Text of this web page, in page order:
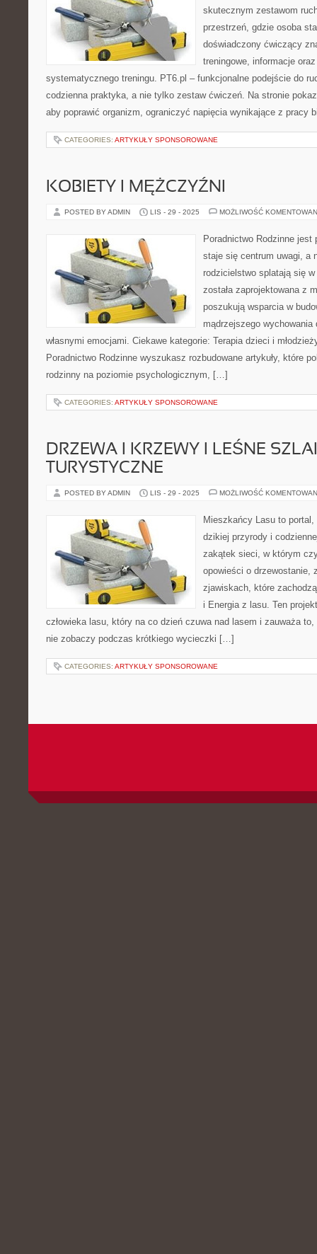
skutecznym zestawom
przestrzeń, gdzie osoba
doświadczony ćwiczący
treningowe, informacje
systematycznego treningu. PT6.pl – funkcjonalne podejście do
codzienna praktyka, a nie tylko zestaw ćwiczeń. Na stronie
aby poprawić organizm, ograniczyć napięcia wynikające z pracy
CATEGORIES: ARTYKUŁY SPONSOROWANE
KOBIETY I MĘŻCZYŹNI
POSTED BY ADMIN LIS - 29 - 2025 MOŻLIWOŚĆ
Poradnictwo Rodzinne
staje się centrum uwagi, a
rodzicielstwo splatają się
została zaprojektowana z
poszukują wsparcia w
mądrzejszego
własnymi emocjami. Ciekawe kategorie: Terapia dzieci i
Poradnictwo Rodzinne wyszukasz rozbudowane artykuły, które
rodzinny na poziomie psychologicznym, […]
CATEGORIES: ARTYKUŁY SPONSOROWANE
DRZEWA I KRZEWY I LEŚNE
TURYSTYCZNE
POSTED BY ADMIN LIS - 29 - 2025 MOŻLIWOŚĆ
Mieszkańcy Lasu to
dzikiej przyrody i
zakątek sieci, w którym
opowieści o drzewostanie,
zjawiskach, które
i Energia z lasu. Ten
człowieka lasu, który na co dzień czuwa nad lasem i zauważa
nie zobaczy podczas krótkiego wycieczki […]
CATEGORIES: ARTYKUŁY SPONSOROWANE